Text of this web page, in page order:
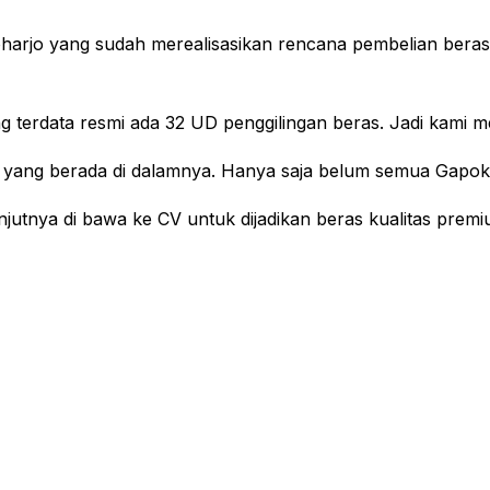
yang sudah merealisasikan rencana pembelian
resmi ada 32 UD penggilingan beras. Jadi kami
berada di dalamnya. Hanya saja belum semua
di bawa ke CV untuk dijadikan beras kualitas